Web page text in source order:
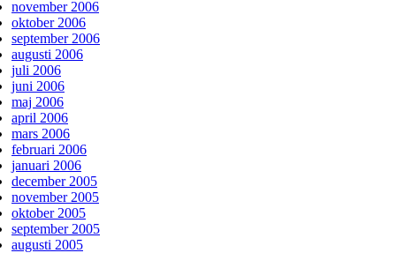
november 2006
oktober 2006
september 2006
augusti 2006
juli 2006
juni 2006
maj 2006
april 2006
mars 2006
februari 2006
januari 2006
december 2005
november 2005
oktober 2005
september 2005
augusti 2005